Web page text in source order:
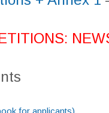
for applicants)